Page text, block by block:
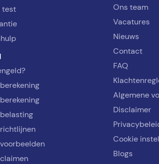
test
Ons team
Vacatures
Nieuws
Contact
FAQ
Algemene
Disclaimer
Cookie
Blogs